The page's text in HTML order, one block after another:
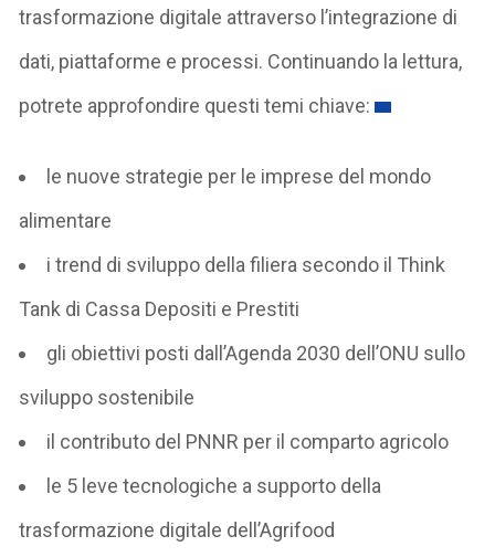
trasformazione digitale attraverso l’integrazione di
dati, piattaforme e processi. Continuando la lettura,
potrete approfondire questi temi chiave:
le nuove strategie per le imprese del mondo
alimentare
i trend di sviluppo della filiera secondo il Think
Tank di Cassa Depositi e Prestiti
gli obiettivi posti dall’Agenda 2030 dell’ONU sullo
sviluppo sostenibile
il contributo del PNNR per il comparto agricolo
le 5 leve tecnologiche a supporto della
trasformazione digitale dell’Agrifood